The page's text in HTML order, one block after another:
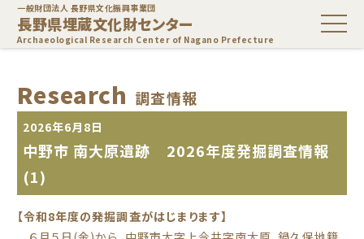
一般財団法人 長野県文化振興事業団
長野県埋蔵文化財センター
Archaeological Research Center of Nagano Prefecture
Research 調査情報
2026年6月8日
中野市 南大原遺跡 2026年度発掘調査情報
(1)
【令和8年度の発掘調査がはじまります】